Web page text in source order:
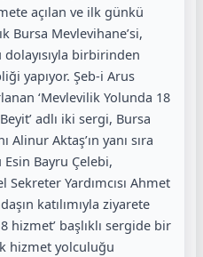
açılan ve ilk günkü
Bursa Mevlevihane’si,
dolayısıyla birbirinden
yapıyor. Şeb-i Arus
‘Mevlevilik Yolunda 18
adlı iki sergi, Bursa
Alinur Aktaş’ın yanı sıra
Bayru Çelebi,
Yardımcısı Ahmet
katılımıyla ziyarete
hizmet’ başlıklı sergide bir
hizmet yolculuğu